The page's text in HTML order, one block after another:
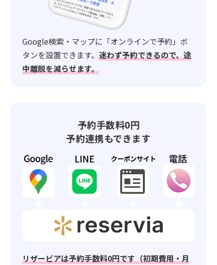
Google検索・マップに「オンラインで予約」ボ
タンを設置できます。迷わず予約できるので、途
中離脱を減らせます。
予約手数料0円
予約連携もできます
リザービアは予約手数料0円です（初期費用・月